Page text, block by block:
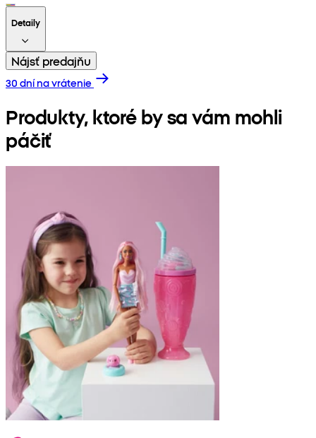
Detaily
Nájsť predajňu
30 dní na vrátenie
Produkty, ktoré by sa vám mohli
páčiť